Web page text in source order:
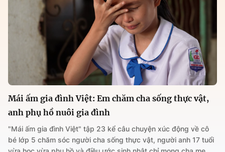
Mái ấm gia đình Việt: Em chăm cha sống thực vật,
anh phụ hồ nuôi gia đình
"Mái ấm gia đình Việt" tập 23 kể câu chuyện xúc động về cô
bé lớp 5 chăm sóc người cha sống thực vật, người anh 17 tuổi